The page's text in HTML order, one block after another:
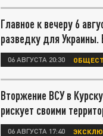
Главное к вечеру 6
разведку для Украины.
06 АВГУСТА 20:30
Вторжение ВСУ в
рискует своими
06 АВГУСТА 17:40